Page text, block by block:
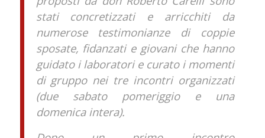
stati concretizzati e arricchiti da
numerose testimonianze di coppie
sposate, fidanzati e giovani che hanno
guidato i laboratori e curato i momenti
di gruppo nei tre incontri organizzati
(due sabato pomeriggio e una
domenica intera).